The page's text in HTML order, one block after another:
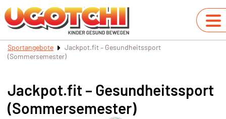
Sportangebote
Jackpot.fit – Gesundheitssport
(Sommersemester)
Jackpot.fit – Gesundheitssport
(Sommersemester)